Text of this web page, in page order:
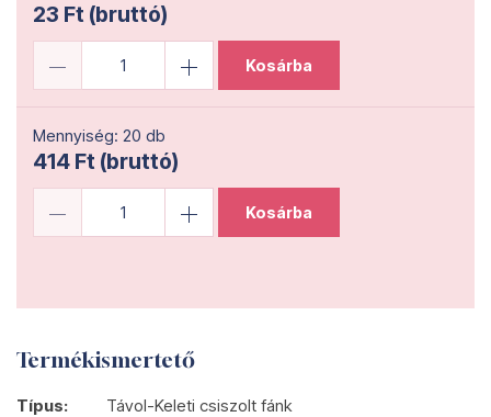
23 Ft (bruttó)
Kosárba
Mennyiség: 20 db
414 Ft (bruttó)
Kosárba
Termékismertető
Típus:
Távol-Keleti csiszolt fánk